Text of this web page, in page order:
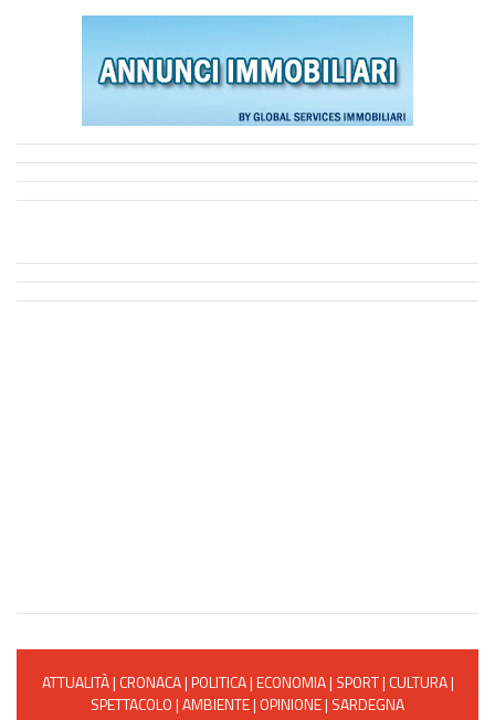
ATTUALITÀ| CRONACA|POLITICA|ECONOMIA| SPORT| CULTURA|
SPETTACOLO|AMBIENTE| OPINIONE| SARDEGNA